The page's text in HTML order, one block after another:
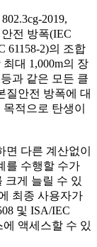
2019,
전 방폭(IEC
61158-2)의 조합
대 1,000m의 장
과 같은 모든 클
질안전 방폭에 대
적으로 탄생이
다른 계산없이
를 수행할 수가
크게 늘릴 수 있
최종 사용자가
및 ISA/IEC
액세스할 수 있